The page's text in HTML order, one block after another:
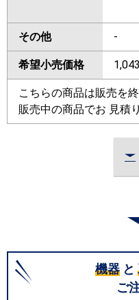
その他 -
希望小売価格
こちらの商品は販売を終
販売中の商品でお 見積
機器 と
ご